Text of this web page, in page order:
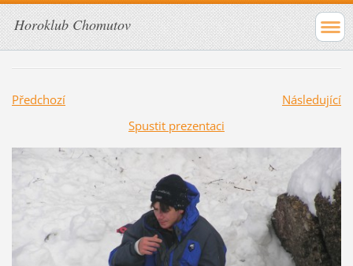
Horoklub Chomutov
Předchozí
Následující
Spustit prezentaci